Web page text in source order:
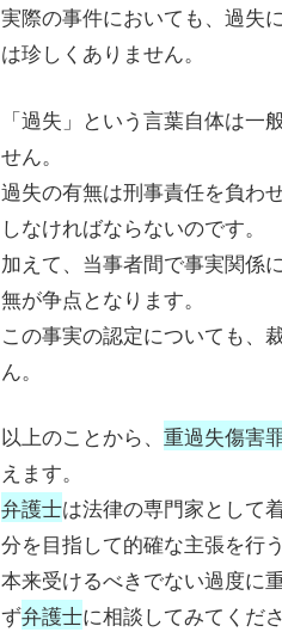
実際の事件においても、過失
は珍しくありません。
「過失」という言葉自体は
せん。
過失の有無は刑事責任を負わ
しなければならないのです。
加えて、当事者間で事実関係
無が争点となります。
この事実の認定についても、
ん。
以上のことから、 重過失傷害
えます。
弁護士は法律の専門家として
分を目指して的確な主張を行
本来受けるべきでない過度に
ず弁護士に相談してみてくださ